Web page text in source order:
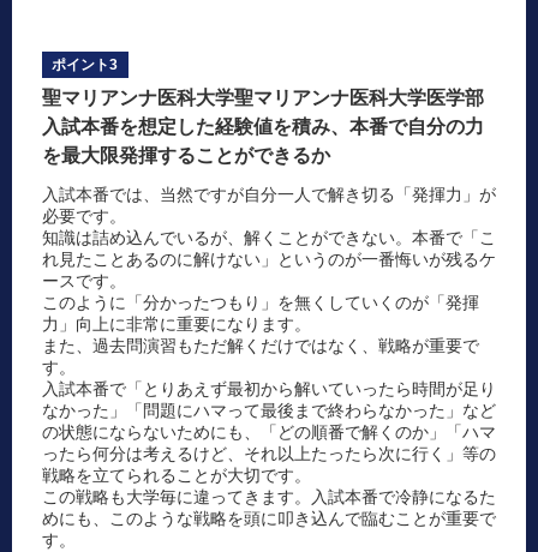
ポイント3
聖マリアンナ医科大学聖マリアンナ医科大学医学部
入試本番を想定した経験値を積み、本番で自分の力
を最大限発揮することができるか
入試本番では、当然ですが自分一人で解き切る「発揮力」が
必要です。
知識は詰め込んでいるが、解くことができない。本番で「こ
れ見たことあるのに解けない」というのが一番悔いが残るケ
ースです。
このように「分かったつもり」を無くしていくのが「発揮
力」向上に非常に重要になります。
また、過去問演習もただ解くだけではなく、戦略が重要で
す。
入試本番で「とりあえず最初から解いていったら時間が足り
なかった」「問題にハマって最後まで終わらなかった」など
の状態にならないためにも、「どの順番で解くのか」「ハマ
ったら何分は考えるけど、それ以上たったら次に行く」等の
戦略を立てられることが大切です。
この戦略も大学毎に違ってきます。入試本番で冷静になるた
めにも、このような戦略を頭に叩き込んで臨むことが重要で
す。